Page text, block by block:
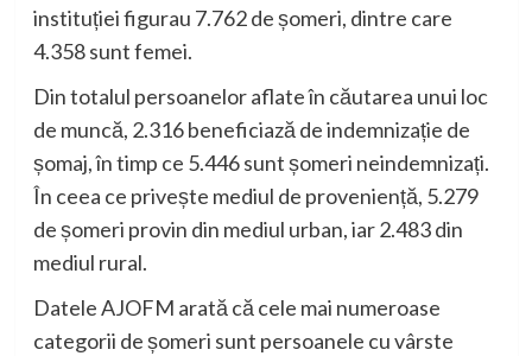
instituției figurau 7.762 de șomeri, dintre care
4.358 sunt femei.
Din totalul persoanelor aflate în căutarea unui loc
de muncă, 2.316 beneficiază de indemnizație de
șomaj, în timp ce 5.446 sunt șomeri neindemnizați.
În ceea ce privește mediul de proveniență, 5.279
de șomeri provin din mediul urban, iar 2.483 din
mediul rural.
Datele AJOFM arată că cele mai numeroase
categorii de șomeri sunt persoanele cu vârste